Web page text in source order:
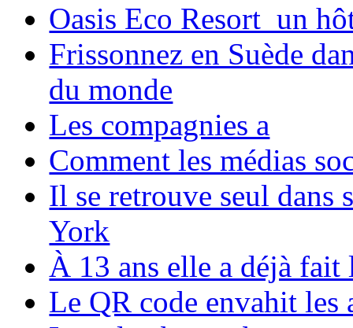
Oasis Eco Resort un
Frissonnez en Suède
du monde
Les compagnies a
Comment les médias
Il se retrouve seul dans
York
À 13 ans elle a déjà
Le QR code envahit les